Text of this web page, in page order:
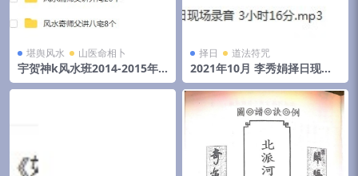
堪舆风水 山医命相卜
宇贺神k风水班2014-2015年
初文字记录.pdf 夸克网盘下载
择日 道法符咒
2021年10月 李秀娟择日现场
录音 3小时16分